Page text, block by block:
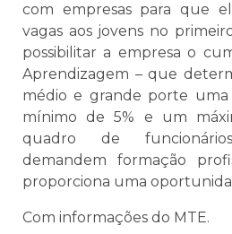
com empresas para que
vagas aos jovens no
possibilitar a empresa o
Aprendizagem – que
médio e grande porte
mínimo de 5% e um
quadro de
demandem formação
proporciona uma
Com informações do MTE.